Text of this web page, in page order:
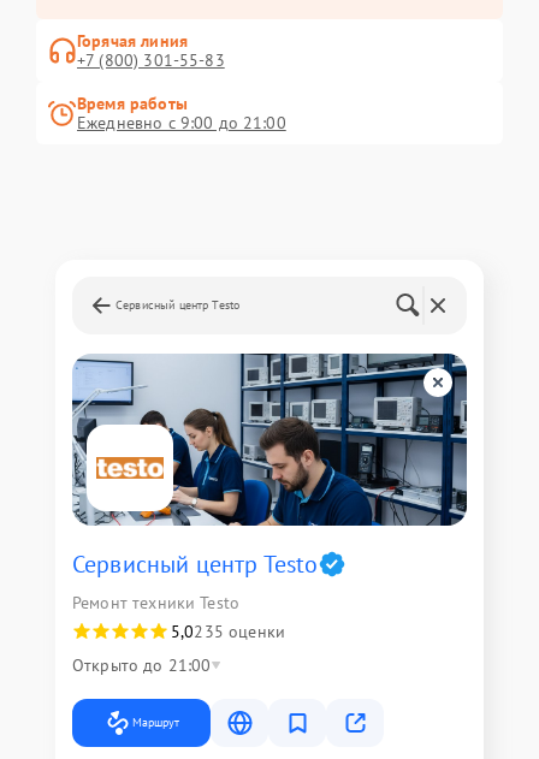
Горячая линия
+7 (800) 301-55-83
Время работы
Ежедневно с 9:00 до 21:00
Сервисный центр Testo
Сервисный центр Testo
Ремонт техники Testo
5,0235 оценки
Открыто до 21:00
Маршрут